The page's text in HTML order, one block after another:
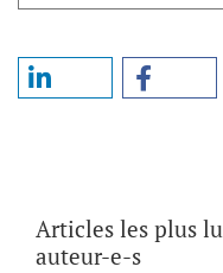
Articles les plus
auteur-e-s